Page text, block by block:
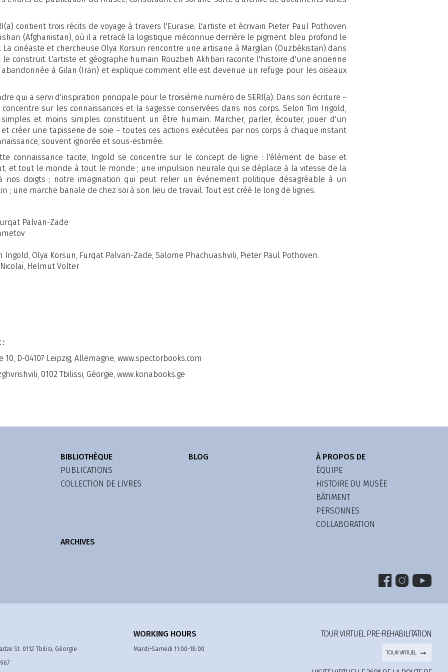
contient trois récits de voyage à travers l'Eurasie. L'artiste et écrivain Pieter Paul Pothoven
(Afghanistan), où il a retracé la logistique méconnue derrière le pigment bleu profond le
cinéaste et chercheuse Olya Korsun rencontre une artisane à Margilan (Ouzbékistan) dans
construit. L'artiste et géographe humain Rouzbeh Akhbari raconte l'histoire d'une ancienne
à Gilan (Iran) et explique comment elle est devenue un refuge pour les oiseaux
qui a servi d'inspiration principale pour le troisième numéro de SERI(a). Dans son écriture –
sur les connaissances et la sagesse conservées dans nos corps. Selon Tim Ingold,
et moins simples constituent un être humain. Marcher, parler, écouter, jouer d'un
créer une tapisserie de soie – toutes ces actions exécutées par nos corps à chaque instant
souvent ignorée et sous-estimée.
connaissance tacite, Ingold se concentre sur le concept de ligne : l'élément de base et
et tout le monde à tout le monde ; une impulsion neurale qui se déplace à la vitesse de la
nos doigts ; notre imagination qui peut relier un événement politique désagréable à un
; une marche banale de chez soi à son lieu de travail. Tout est créé le long de lignes.
Palvan-Zade
Ingold, Olya Korsun, Furqat Palvan-Zade, Salome Phachuashvili, Pieter Paul Pothoven.
Helmut Völter
:
D-04107 Leipzig, Allemagne,www.spectorbooks.com
0102 Tbilissi, Géorgie,www.konabooks.ge
BIBLIOTHÈQUE
PUBLICATIONS
COLLECTION DE LIVRES
BLOG
À PROPOS DE
ÉQUIPE
HISTOIRE DU MUSÉE
BÂTIMENT
PERSONNES
COLLABORATION
ARCHIVES
St. 0112 Tbilisi, Géorgie
WORKING HOURS
Mardi–Samedi 11:00-18:00
TOUR VIRTUEL PRE-REHABILITATION
TOUR VIRTUEL